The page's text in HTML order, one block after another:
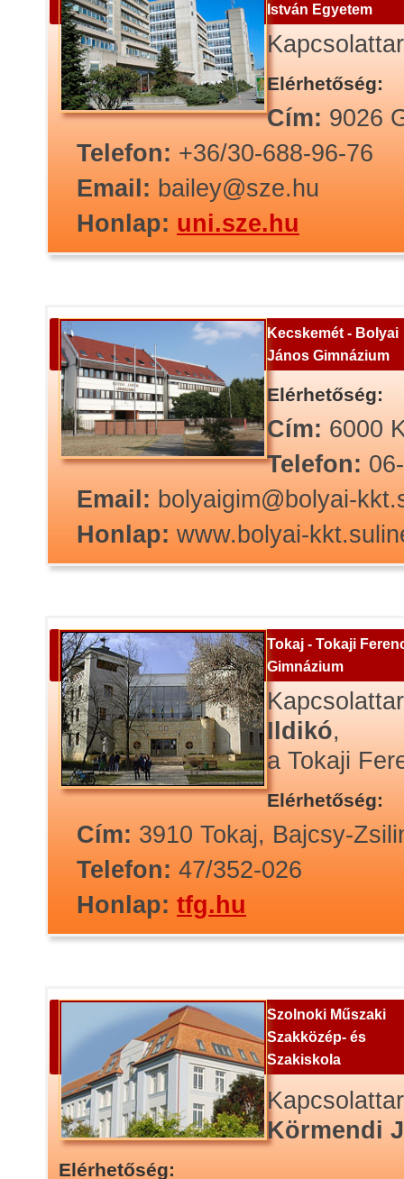
István Egyetem
Elérhetőség:
Cím: 9026
Telefon: +36/30-688-96-76
Email: bailey@sze.hu
Honlap: uni.sze.hu
Kecskemét - Bolyai
János Gimnázium
Elérhetőség:
Cím: 6000
Telefon:
Email: bolyaigim@bolyai-
Honlap: www.bolyai-
Tokaj - Tokaji
Gimnázium
Ildikó,
a Tokaji
Elérhetőség:
Cím: 3910 Tokaj, Bajcsy-
Telefon: 47/352-026
Honlap: tfg.hu
Szolnoki Műszaki
Szakközép- és
Szakiskola
Körmendi
Elérhetőség: